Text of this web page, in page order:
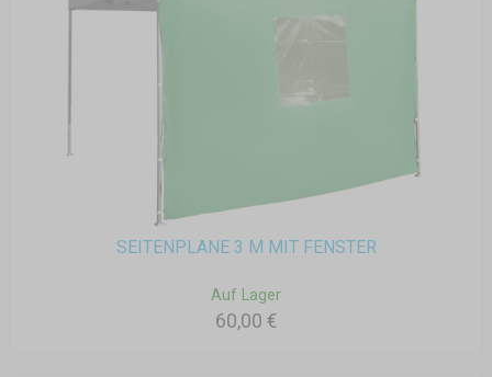
SEITENPLANE 3 M MIT FENSTER
Auf Lager
60,00 €